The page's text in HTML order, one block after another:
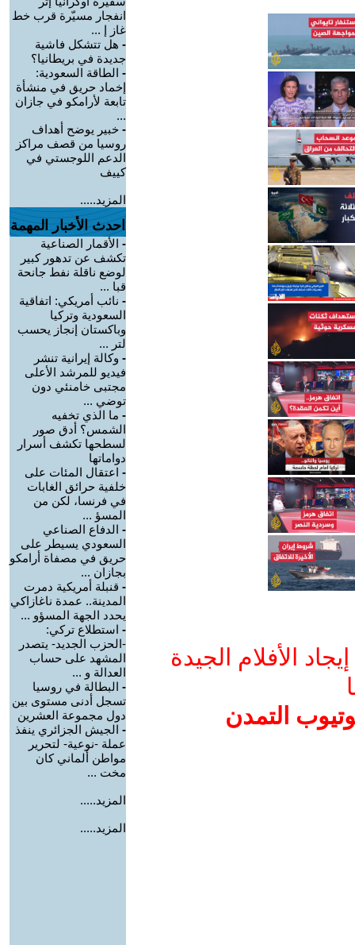
الأفلام الجيدة
التمدن
انفجار مسيّرة قرب خط
غاز إ ...
- هل تتشكل فاشية
جديدة في بريطانيا؟
- الطاقة السعودية:
إخماد حريق في منشأة
تابعة لأرامكو في جازان
...
- خبير يوضح أهداف
روسيا من قصف مراكز
الدعم اللوجستي في
كييف
المزيد.....
احدث الأخبار المهمة
- الأقمار الصناعية
تكشف عن تدهور كبير
لوضع ناقلة نفط جانحة
قبا ...
- نائب أمريكي: اتفاقية
السعودية وتركيا
وباكستان إنجاز يحسب
لتر ...
- وكالة إيرانية تنشر
فيديو للمرشد الأعلى
مجتبى خامنئي دون
توضي ...
- ما الذي تخفيه
الشمس؟ أدق صور
لسطحها تكشف أسرار
دواماتها
- اعتقال المئات على
خلفية حرائق الغابات
في فرنسا، لكن من
المسؤ ...
- الدفاع الصناعي
السعودي يسيطر على
حريق في مصفاة أرامكو
بجازان ...
- قنبلة أمريكية دمرت
المدينة.. عمدة ناغازاكي
يحدد الجهة المسؤو ...
- استطلاع تركي:
-الحزب الجديد- يتصدر
المشهد على حساب
العدالة و ...
- البطالة في روسيا
تسجل أدنى مستوى بين
دول مجموعة العشرين
- الجيش الجزائري ينفذ
عملة -نوعية- لتحرير
مواطن ألماني كان
مخت ...
المزيد.....
المزيد.....